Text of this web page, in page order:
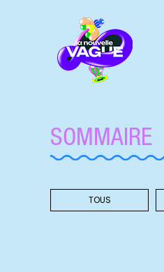
SOMMAIRE
TOUS